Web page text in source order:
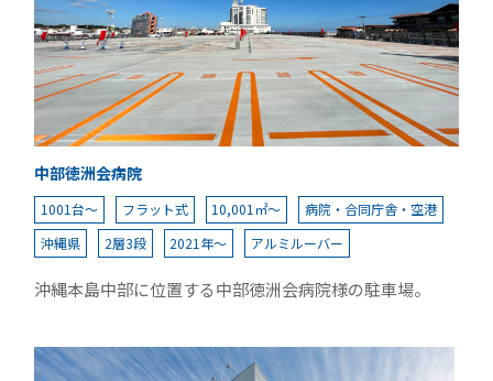
中部徳洲会病院
1001台～ フラット式 10,001㎡～
病院・合同庁舎・空港
沖縄県
2層3段 2021年～ アルミルーバー
沖縄本島中部に位置する中部徳洲会病院様の駐車場。